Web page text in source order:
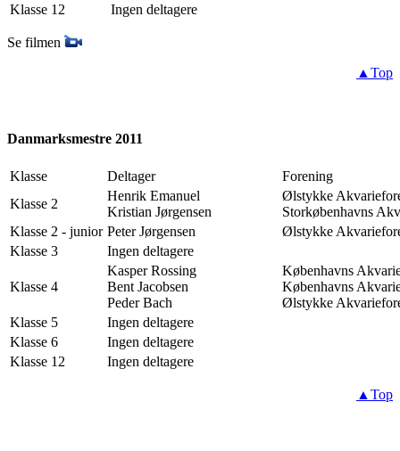
Klasse 12
Ingen deltagere
Se filmen
▲Top
Danmarksmestre 2011
Klasse Deltager
Forening
Klasse 2
Henrik Emanuel
Kristian Jørgensen
Ølstykke
Storkøbenhavns
Klasse 2 - junior Peter Jørgensen
Ølstykke
Klasse 3
Ingen deltagere
Klasse 4
Kasper Rossing
Bent Jacobsen
Peder Bach
Københavns
Københavns
Ølstykke
Klasse 5
Ingen deltagere
Klasse 6
Ingen deltagere
Klasse 12
Ingen deltagere
▲Top